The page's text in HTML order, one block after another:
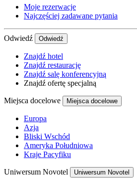
Moje rezerwacje
Najczęściej zadawane pytania
Odwiedź Odwiedź
Znajdź hotel
Znajdź restaurację
Znajdź salę konferencyjną
Znajdź ofertę specjalną
Miejsca docelowe Miejsca docelowe
Europa
Azja
Bliski Wschód
Ameryka Południowa
Kraje Pacyfiku
Uniwersum Novotel Uniwersum Novotel